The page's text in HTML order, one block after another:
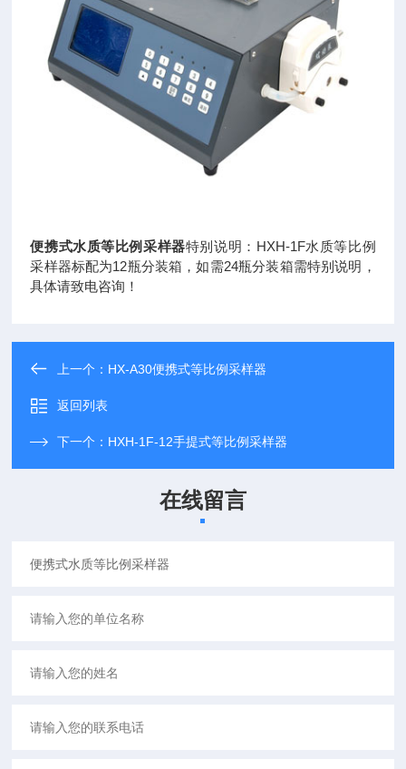
便携式水质等比例采样器特别说明：HXH-1F水质等比例
采样器标配为12瓶分装箱，如需24瓶分装箱需特别说明，
具体请致电咨询！
上一个： HX-A30便携式等比例采样器
返回列表
下一个： HXH-1F-12手提式等比例采样器
在线留言